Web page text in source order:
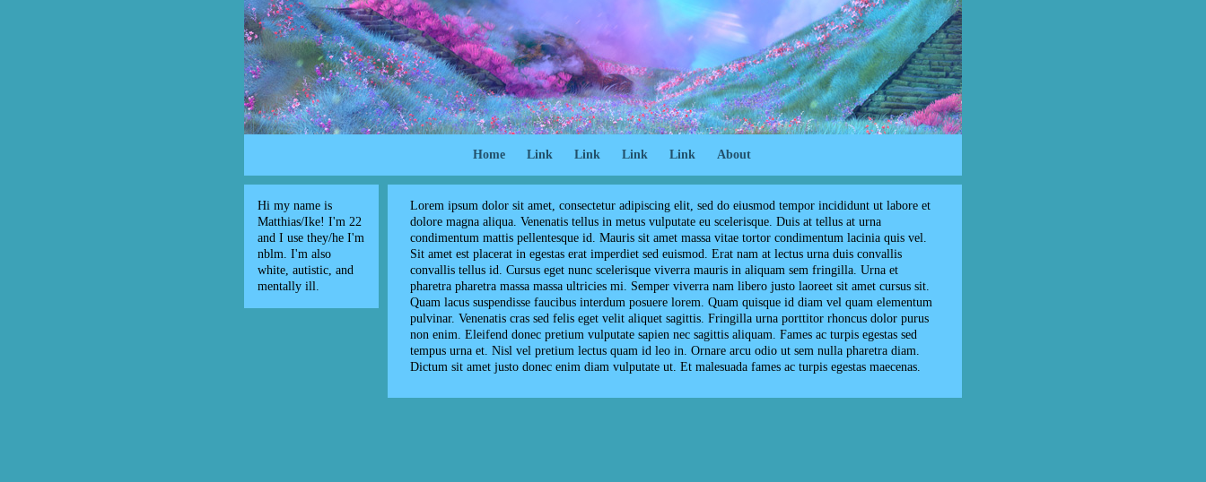
Home Link Link Link Link About
Hi my name is
Matthias/Ike! I'm 22
and I use they/he I'm
nblm. I'm also
white, autistic, and
mentally ill.
Lorem ipsum dolor sit amet, consectetur adipiscing elit, sed do eiusmod tempor incididunt ut labore et
dolore magna aliqua. Venenatis tellus in metus vulputate eu scelerisque. Duis at tellus at urna
condimentum mattis pellentesque id. Mauris sit amet massa vitae tortor condimentum lacinia quis vel.
Sit amet est placerat in egestas erat imperdiet sed euismod. Erat nam at lectus urna duis convallis
convallis tellus id. Cursus eget nunc scelerisque viverra mauris in aliquam sem fringilla. Urna et
pharetra pharetra massa massa ultricies mi. Semper viverra nam libero justo laoreet sit amet cursus sit.
Quam lacus suspendisse faucibus interdum posuere lorem. Quam quisque id diam vel quam elementum
pulvinar. Venenatis cras sed felis eget velit aliquet sagittis. Fringilla urna porttitor rhoncus dolor purus
non enim. Eleifend donec pretium vulputate sapien nec sagittis aliquam. Fames ac turpis egestas sed
tempus urna et. Nisl vel pretium lectus quam id leo in. Ornare arcu odio ut sem nulla pharetra diam.
Dictum sit amet justo donec enim diam vulputate ut. Et malesuada fames ac turpis egestas maecenas.